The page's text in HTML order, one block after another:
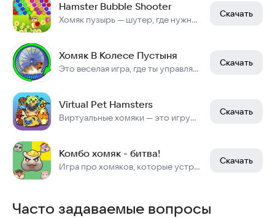
Hamster Bubble Shooter
Хомяк пузырь — шутер, где нужно убивать пузыри.
Скачать
Хомяк В Колесе Пустыня
Это веселая игра, где ты управляешь бегущим в колесе хо
Скачать
Virtual Pet Hamsters
Виртуальные хомяки — это игрушки, где ты заботишься о виртуальном питомце.
Скачать
Комбо хомяк - битва!
Игра про хомяков, которые устроили состязание. Веселая игра для двоих.
Скачать
Часто задаваемые вопросы